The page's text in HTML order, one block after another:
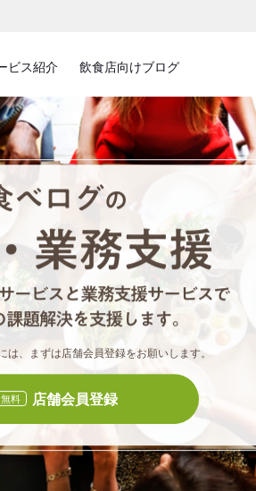
ビス紹介 飲食店向けブログ
食べロ
は、まずは店舗会員登録をお願いします。
無料 店舗会員登録